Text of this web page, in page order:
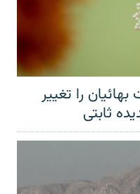
را تغییر
ثابتی